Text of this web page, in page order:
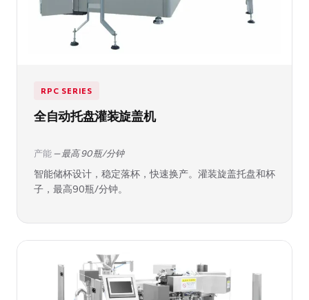
RPC SERIES
全自动托盘灌装旋盖机
产能— 最高 90 瓶/分钟
智能储杯设计，稳定落杯，快速换产。灌装旋盖托盘和杯
子，最高90瓶/分钟。